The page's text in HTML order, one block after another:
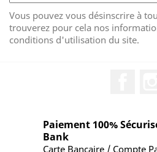
Vous pouvez vous désinscrire à
trouverez pour cela nos
conditions d'utilisation du site.
Paiement 100%
Bank
Carte Bancaire / Compte